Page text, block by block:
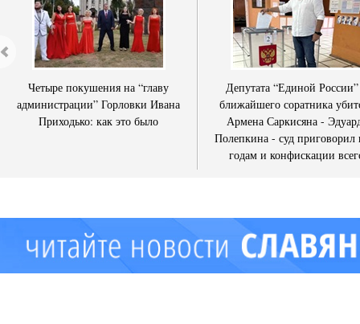
Четыре покушения на “главу
администрации” Горловки Ивана
Приходько: как это было
Депутата “Единой
ближайшего соратника
Армена Саркисяна -
Полепкина - суд приговорил
годам и конфискации